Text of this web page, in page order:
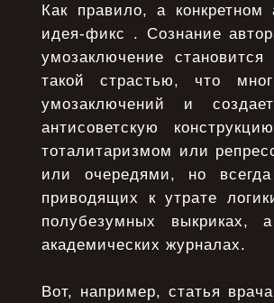
Как правило, а конкретном
идея-фикс . Сознание
умозаключение
такой страстью, что
умозаключений и
антисоветскую
тоталитаризмом или
или очередями, но
приводящих к утрате
полубезумных
академических журналах.
Вот, например, статья